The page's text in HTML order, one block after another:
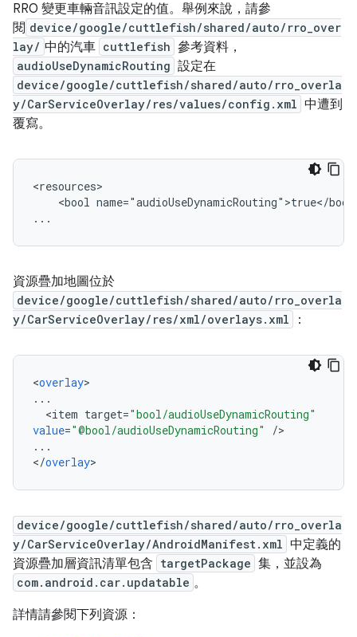
RRO 變更車輛音訊設定的值。舉例來說，請參
閱 device/google/cuttlefish/shared/auto/rro_over
lay/ 中的汽車 cuttlefish 參考資料，
audioUseDynamicRouting 設定在
device/google/cuttlefish/shared/auto/rro_overla
y/CarServiceOverlay/res/values/config.xml 中遭到
覆寫。
<resources>
<bool name="audioUseDynamicRouting">true</
資源疊加地圖位於
device/google/cuttlefish/shared/auto/rro_overla
y/CarServiceOverlay/res/xml/overlays.xml
：
<overlay
...
<item target="bool/audioUseDynamicRouting"
value="@bool/audioUseDynamicRouting" /
...
</overlay
device/google/cuttlefish/shared/auto/rro_overla
y/CarServiceOverlay/AndroidManifest.xml 中定義的
資源疊加層資訊清單包含 targetPackage 集，並設為
com.android.car.updatable 。
詳情請參閱下列資源：